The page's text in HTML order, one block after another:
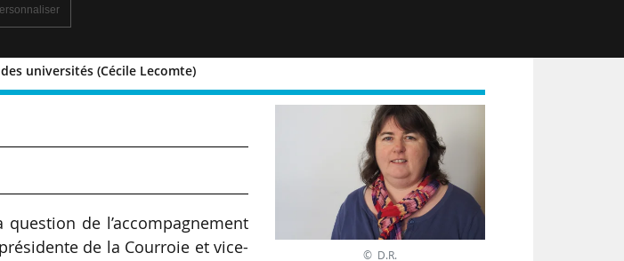
universités (Cécile Lecomte)
l’autre priorité des
de l’accompagnement
de la Courroie et vice-
© D.R.